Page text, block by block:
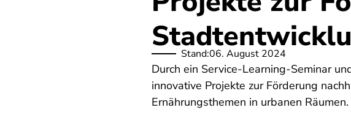
Stand:06. August 2024
Durch ein Service-Learning-Seminar
innovative Projekte zur Förderung
Ernährungsthemen in urbanen Räumen.